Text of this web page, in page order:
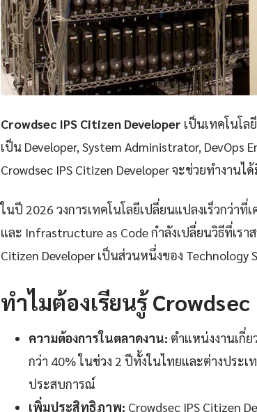
Crowdsec IPS Citizen Developer เป็นเทคโนโ
เป็น Developer, System Administrator, DevOps
Crowdsec IPS Citizen Developer จะช่วยทำงา
ในปี 2026 วงการเทคโนโลยีเปลี่ยนแปลงเร็วกว่า
และ Infrastructure as Code กำลังเปลี่ยนวิธีที่เร
Citizen Developer เป็นส่วนหนึ่งของ
ทำไมต้องเรียนรู้
ความต้องการในตลาดงาน: ตำแหน่งงานเกี่ย
กว่า 40% ในช่วง 2 ปีทั้งในไทยและต่างประ
ประสบการณ์
เพิ่มประสิทธิภาพ: Crowdsec IPS Citizen